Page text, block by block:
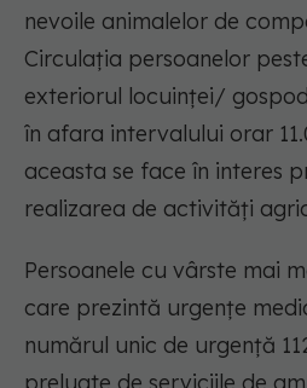
nevoile animalelor de
Circulația persoanelor
exteriorul locuinței/
în afara intervalului orar
aceasta se face în interes
realizarea de activități
Persoanele cu vârste mai
care prezintă urgențe
numărul unic de urgență